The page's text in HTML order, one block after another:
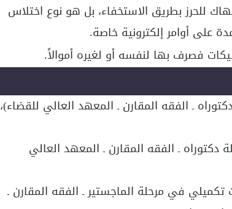
للحرز بطريق الاستخفاء، بل هو نوع اختلاس
على أوامر إلكترونية خاصة.
فصرف بها لنفسه أو لغيره أموالاً.
ـ الفقه المقارن ـ المعهد العالي للقضاء)،
دكتوراه ـ الفقه المقارن ـ المعهد العالي
في مرحلة الماجستير ـ الفقه المقارن ـ